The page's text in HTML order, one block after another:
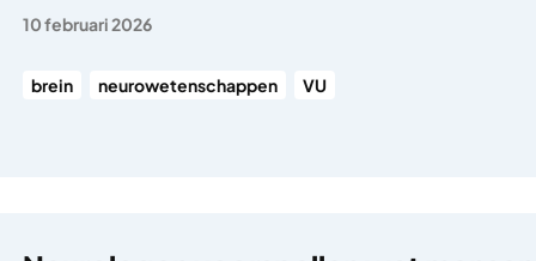
10 februari 2026
brein neurowetenschappen VU